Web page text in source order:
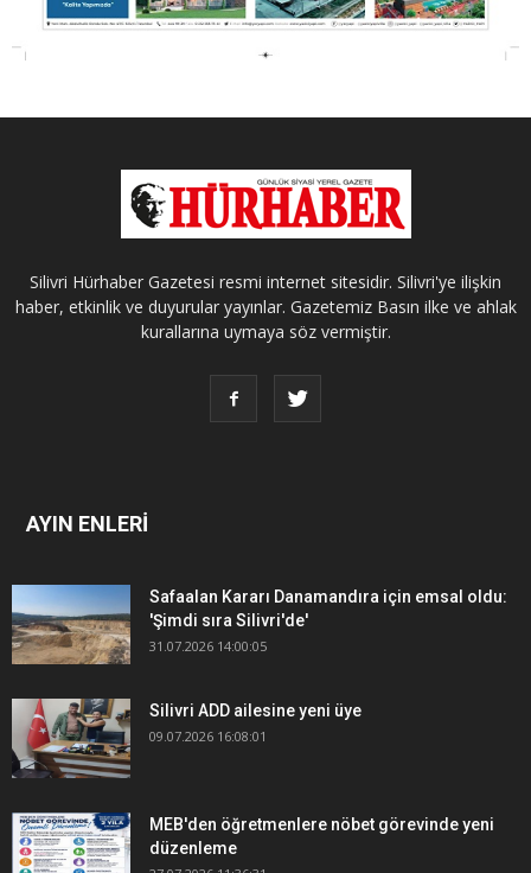
Silivri Hürhaber Gazetesi resmi internet sitesidir. Silivri'ye ilişkin
haber, etkinlik ve duyurular yayınlar. Gazetemiz Basın ilke ve ahlak
kurallarına uymaya söz vermiştir.
AYIN ENLERİ
Safaalan Kararı Danamandıra için emsal oldu:
'Şimdi sıra Silivri'de'
31.07.2026 14:00:05
Silivri ADD ailesine yeni üye
09.07.2026 16:08:01
MEB'den öğretmenlere nöbet görevinde yeni
düzenleme